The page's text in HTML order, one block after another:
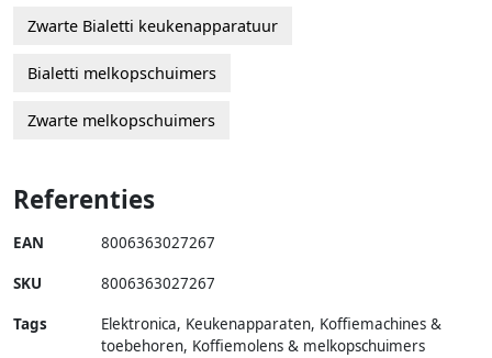
Zwarte Bialetti keukenapparatuur
Bialetti melkopschuimers
Zwarte melkopschuimers
Referenties
EAN 8006363027267
SKU 8006363027267
Tags
Elektronica, Keukenapparaten, Koffiemachines &
toebehoren, Koffiemolens & melkopschuimers